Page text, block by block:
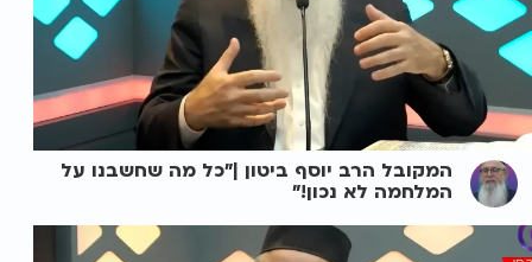
המקובל הרב יוסף ביטון |"כל מה שחשבנו על
המלחמה לא נכון!"